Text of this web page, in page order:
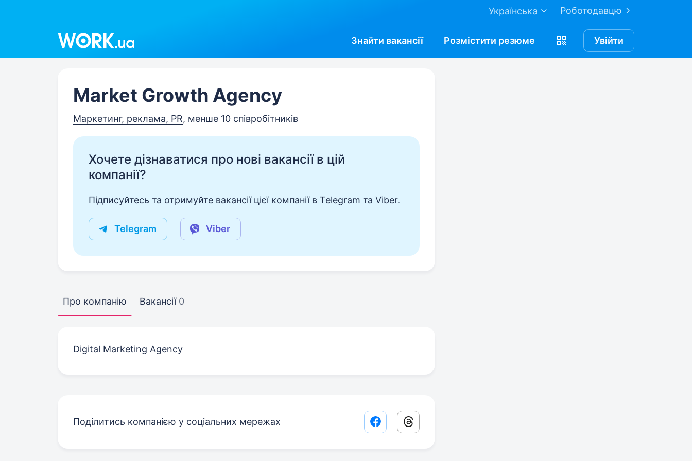
Роботодавцю
Українська
Знайти вакансії Розмістити резюме Увійти
Market Growth Agency
Маркетинг, реклама, PR, менше 10 співробітників
Хочете дізнаватися про нові вакансії в цій
компанії?
Підписуйтесь та отримуйте вакансії цієї компанії в Telegram та Viber.
Telegram Viber
Про компанію Вакансії 0
Digital Marketing Agency
Поділитись компанією у соціальних мережах Facebook share link
Threads share link